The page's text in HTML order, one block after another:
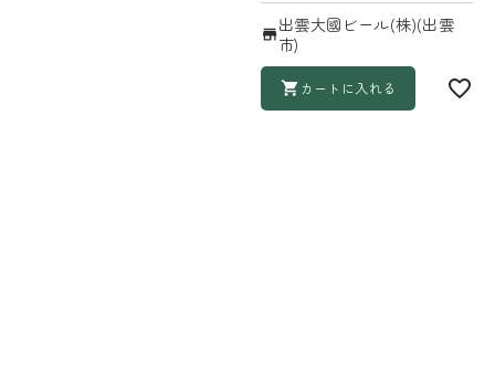
出雲大國ビール(株)(出雲
市)
カートに入れる